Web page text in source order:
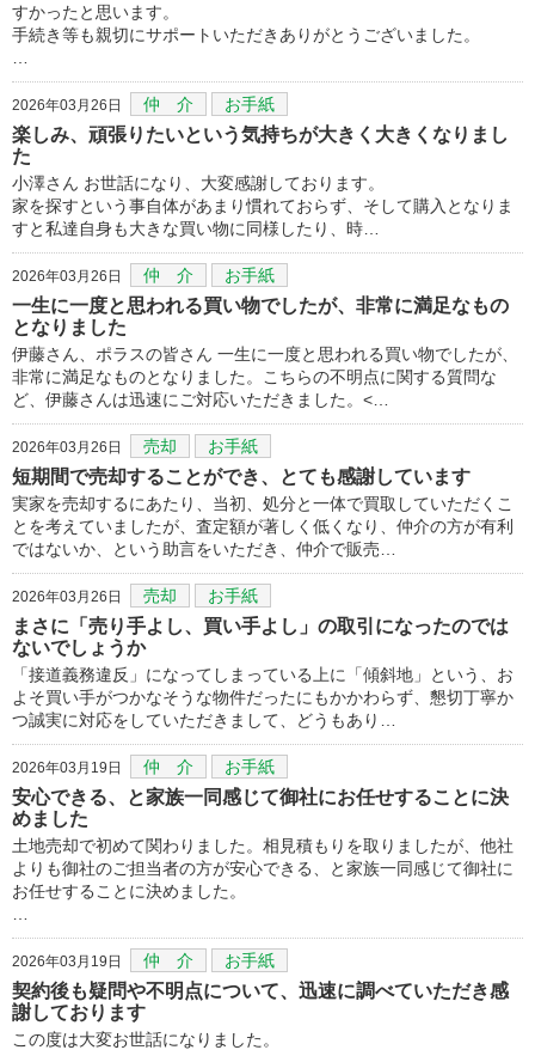
すかったと思います。
手続き等も親切にサポートいただきありがとうございました。
2026年03月26日 仲 介 お手紙
楽しみ、頑張りたいという気持ちが大きく大きくなりまし
た
小澤さん お世話になり、大変感謝しております。
家を探すという事自体があまり慣れておらず、そして購入となりま
すと私達自身も大きな買い物に同様したり、時…
2026年03月26日 仲 介 お手紙
一生に一度と思われる買い物でしたが、非常に満足なもの
となりました
伊藤さん、ポラスの皆さん 一生に一度と思われる買い物でしたが、
非常に満足なものとなりました。こちらの不明点に関する質問な
ど、伊藤さんは迅速にご対応いただきました。<…
2026年03月26日 売却 お手紙
短期間で売却することができ、とても感謝しています
実家を売却するにあたり、当初、処分と一体で買取していただくこ
とを考えていましたが、査定額が著しく低くなり、仲介の方が有利
ではないか、という助言をいただき、仲介で販売…
2026年03月26日 売却 お手紙
まさに「売り手よし、買い手よし」の取引になったのでは
ないでしょうか
「接道義務違反」になってしまっている上に「傾斜地」という、お
よそ買い手がつかなそうな物件だったにもかかわらず、懇切丁寧か
つ誠実に対応をしていただきまして、どうもあり…
2026年03月19日 仲 介 お手紙
安心できる、と家族一同感じて御社にお任せすることに決
めました
土地売却で初めて関わりました。相見積もりを取りましたが、他社
よりも御社のご担当者の方が安心できる、と家族一同感じて御社に
お任せすることに決めました。
2026年03月19日 仲 介 お手紙
契約後も疑問や不明点について、迅速に調べていただき感
謝しております
この度は大変お世話になりました。